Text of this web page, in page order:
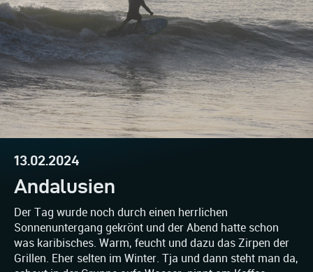
13.02.2024
Andalusien
Der Tag wurde noch durch einen herrlichen
Sonnenuntergang gekrönt und der Abend hatte schon
was karibisches. Warm, feucht und dazu das Zirpen der
Grillen. Eher selten im Winter. Tja und dann steht man da,